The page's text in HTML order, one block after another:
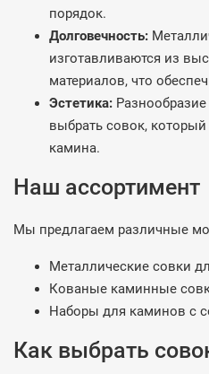
порядок.
Долговечность:
изготавливаются из
материалов, что
Эстетика:
выбрать совок,
камина.
Наш ассортимент
Мы предлагаем различные
Металлические совки
Кованые каминные
Наборы для каминов с
Как выбрать